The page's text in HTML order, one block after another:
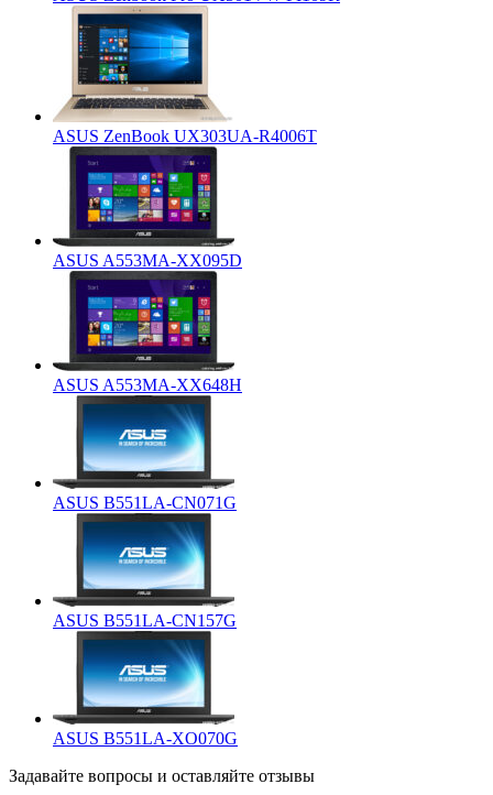
ASUS ZenBook UX303UA-R4006T
ASUS A553MA-XX095D
ASUS A553MA-XX648H
ASUS B551LA-CN071G
ASUS B551LA-CN157G
ASUS B551LA-XO070G
Задавайте вопросы и оставляйте отзывы